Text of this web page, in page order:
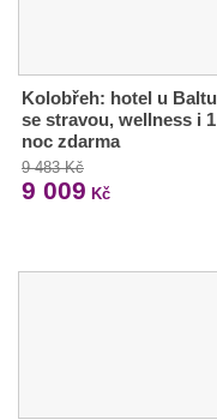
Kolobřeh: hotel u Baltu
se stravou, wellness i 1
noc zdarma
9 483 Kč
9 009 Kč